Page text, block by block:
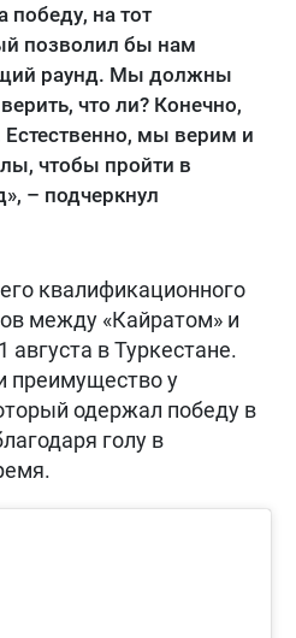
победу, на тот
позволил бы нам
раунд. Мы должны
что ли? Конечно,
Естественно, мы верим и
чтобы пройти в
– подчеркнул
квалификационного
между «Кайратом» и
августа в Туркестане.
преимущество у
одержал победу в
голу в